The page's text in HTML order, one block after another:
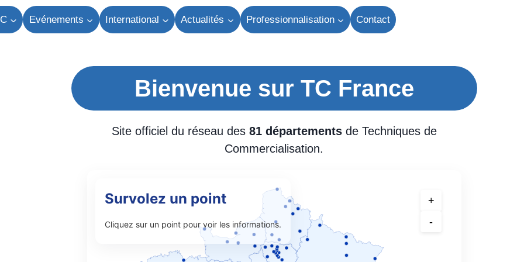
Evénements International Actualités Professionnalisation Contact
Bienvenue sur TC France
Site officiel du réseau des 81 départementsde Techniques de
Commercialisation.